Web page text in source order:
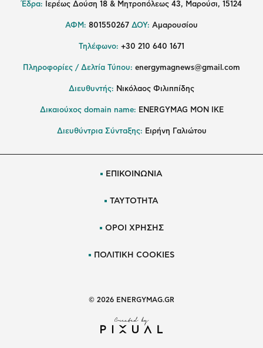
Έδρα: Ιερέως Δούση 18 & Μητροπόλεως 43, Μαρούσι, 15124
ΑΦΜ: 801550267 ΔΟΥ: Αμαρουσίου
Τηλέφωνο: +30 210 640 1671
Πληροφορίες / Δελτία Τύπου: energymagnews@gmail.com
Διευθυντής: Νικόλαος Φιλιππίδης
Δικαιούχος domain name: ENERGYMAG ΜΟΝ ΙΚΕ
Διευθύντρια Σύνταξης: Ειρήνη Γαλιώτου
ΕΠΙΚΟΙΝΩΝΙΑ
ΤΑΥΤΟΤΗΤΑ
ΟΡΟΙ ΧΡΗΣΗΣ
ΠΟΛΙΤΙΚΗ COOKIES
© 2026 ENERGYMAG.GR